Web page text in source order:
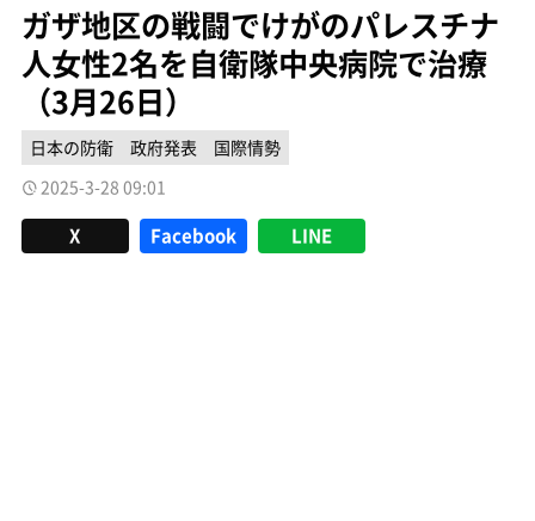
ガザ地区の戦闘でけがのパレスチナ
人女性2名を自衛隊中央病院で治療
（3月26日）
日本の防衛 政府発表
国際情勢
2025-3-28 09:01
X Facebook LINE